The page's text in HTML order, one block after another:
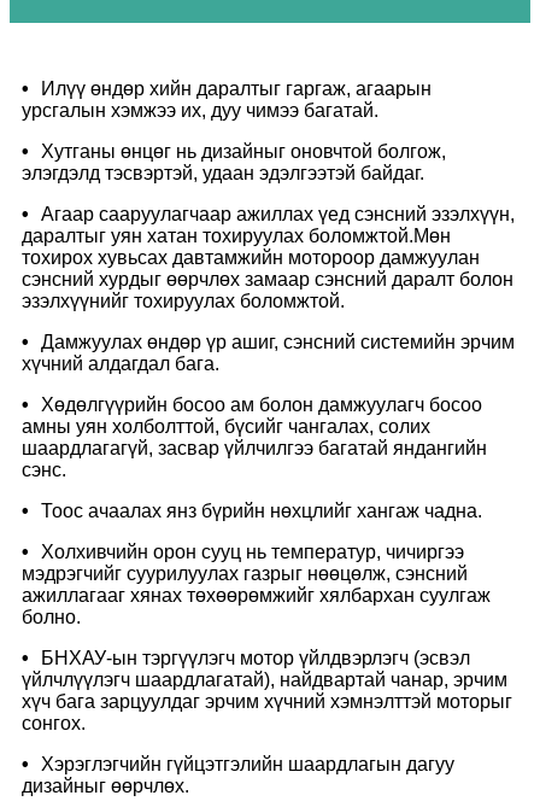
•
Илүү өндөр хийн даралтыг гаргаж, агаарын
урсгалын хэмжээ их, дуу чимээ багатай.
•
Хутганы өнцөг нь дизайныг оновчтой болгож,
элэгдэлд тэсвэртэй, удаан эдэлгээтэй байдаг.
•
Агаар сааруулагчаар ажиллах үед сэнсний эзэлхүүн,
даралтыг уян хатан тохируулах боломжтой.Мөн
тохирох хувьсах давтамжийн мотороор дамжуулан
сэнсний хурдыг өөрчлөх замаар сэнсний даралт болон
эзэлхүүнийг тохируулах боломжтой.
•
Дамжуулах өндөр үр ашиг, сэнсний системийн эрчим
хүчний алдагдал бага.
•
Хөдөлгүүрийн босоо ам болон дамжуулагч босоо
амны уян холболттой, бүсийг чангалах, солих
шаардлагагүй, засвар үйлчилгээ багатай яндангийн
сэнс.
•
Тоос ачаалах янз бүрийн нөхцлийг хангаж чадна.
•
Холхивчийн орон сууц нь температур, чичиргээ
мэдрэгчийг суурилуулах газрыг нөөцөлж, сэнсний
ажиллагааг хянах төхөөрөмжийг хялбархан суулгаж
болно.
•
БНХАУ-ын тэргүүлэгч мотор үйлдвэрлэгч (эсвэл
үйлчлүүлэгч шаардлагатай), найдвартай чанар, эрчим
хүч бага зарцуулдаг эрчим хүчний хэмнэлттэй моторыг
сонгох.
•
Хэрэглэгчийн гүйцэтгэлийн шаардлагын дагуу
дизайныг өөрчлөх.